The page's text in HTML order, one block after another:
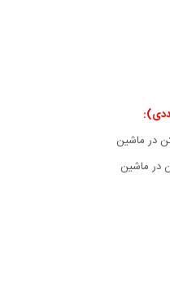
در ماشین
در ماشین